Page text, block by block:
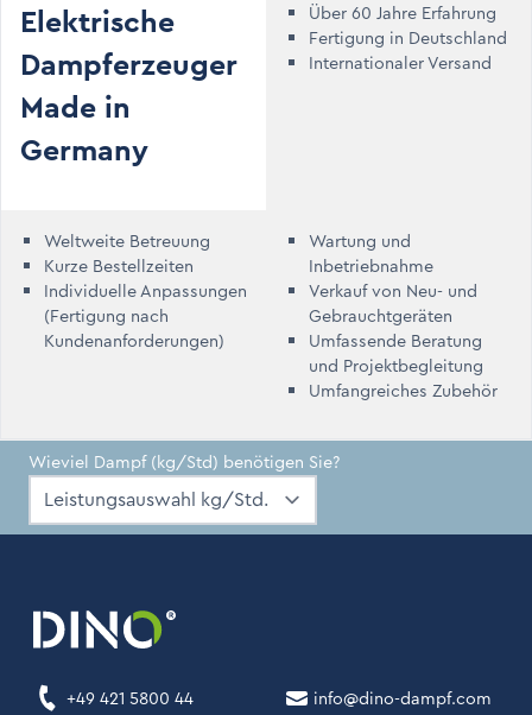
Elektrische
Dampferzeuger
Made in
Germany
Über 60 Jahre Erfahrung
Fertigung in Deutschland
Internationaler Versand
Weltweite Betreuung
Kurze Bestellzeiten
Individuelle Anpassungen
(Fertigung nach
Kundenanforderungen)
Wartung und
Inbetriebnahme
Verkauf von Neu- und
Gebrauchtgeräten
Umfassende Beratung
und Projektbegleitung
Umfangreiches Zubehör
Wieviel Dampf (kg/Std) benötigen Sie?
+49 421 5800 44 info@dino-dampf.com